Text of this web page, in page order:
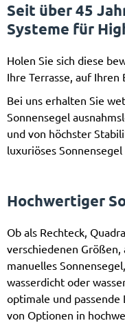
Seit über 45
Systeme für
Holen Sie sich diese
Ihre Terrasse, auf Ihren
Bei uns erhalten Sie
Sonnensegel
und von höchster
luxuriöses
Hochwertiger
Ob als Rechteck,
verschiedenen Größen,
manuelles
wasserdicht oder
optimale und passende
von Optionen in